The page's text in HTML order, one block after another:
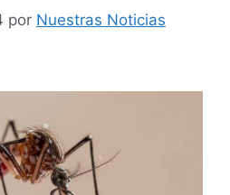
por Nuestras Noticias